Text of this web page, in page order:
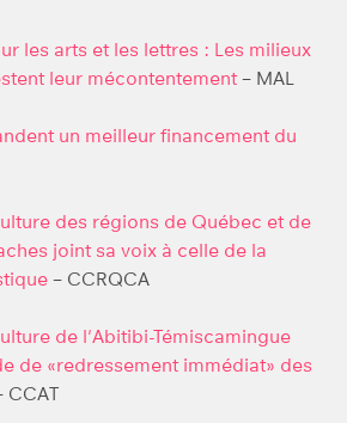
les arts et les lettres : Les milieux
leur mécontentement– MAL
un meilleur financement du
des régions de Québec et de
joint sa voix à celle de la
– CCRQCA
de l'Abitibi-Témiscamingue
de «redressement immédiat» des
CCAT